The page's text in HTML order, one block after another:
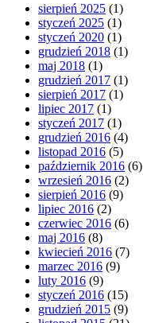
sierpień 2025 (1)
styczeń 2025 (1)
styczeń 2020 (1)
grudzień 2018 (1)
maj 2018 (1)
grudzień 2017 (1)
sierpień 2017 (1)
lipiec 2017 (1)
styczeń 2017 (1)
grudzień 2016 (4)
listopad 2016 (5)
październik 2016 (6)
wrzesień 2016 (2)
sierpień 2016 (9)
lipiec 2016 (2)
czerwiec 2016 (6)
maj 2016 (8)
kwiecień 2016 (7)
marzec 2016 (9)
luty 2016 (9)
styczeń 2016 (15)
grudzień 2015 (9)